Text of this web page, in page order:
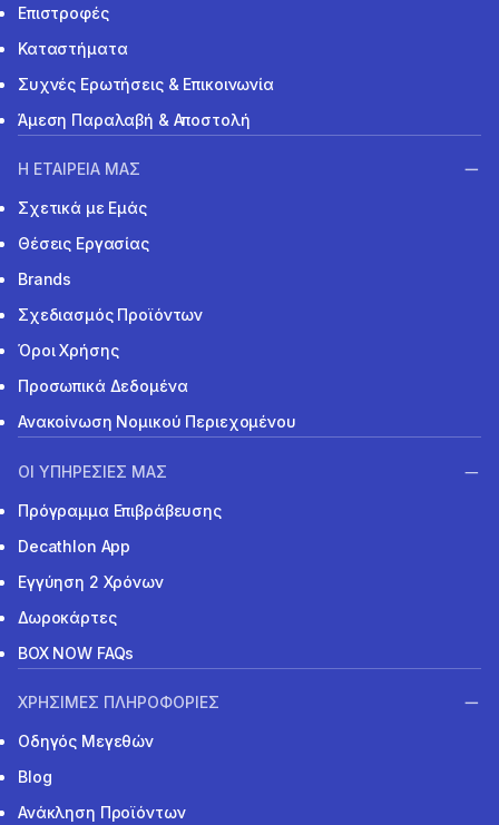
Επιστροφές
Καταστήματα
Συχνές Ερωτήσεις & Επικοινωνία
Άμεση Παραλαβή & Αποστολή
Η ΕΤΑΙΡΕΙΑ ΜΑΣ
Σχετικά με Εμάς
Θέσεις Εργασίας
Brands
Σχεδιασμός Προϊόντων
Όροι Χρήσης
Προσωπικά Δεδομένα
Ανακοίνωση Νομικού Περιεχομένου
ΟΙ ΥΠΗΡΕΣΙΕΣ ΜΑΣ
Πρόγραμμα Επιβράβευσης
Decathlon App
Εγγύηση 2 Χρόνων
Δωροκάρτες
BOX NOW FAQs
ΧΡΗΣΙΜΕΣ ΠΛΗΡΟΦΟΡΙΕΣ
Οδηγός Μεγεθών
Blog
Ανάκληση Προϊόντων